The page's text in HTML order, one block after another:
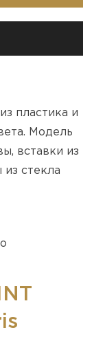
пластика и
Модель
вставки из
из стекла